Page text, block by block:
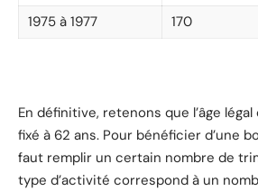
1975 à 1977
170
En définitive, retenons que l’âge
fixé à 62 ans. Pour bénéficier d’une
faut remplir un certain nombre de
type d’activité correspond à un